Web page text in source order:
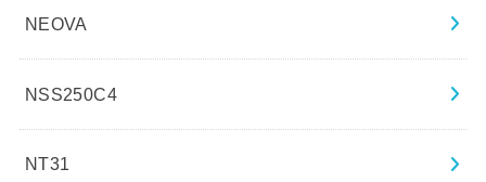
NEOVA
NSS250C4
NT31